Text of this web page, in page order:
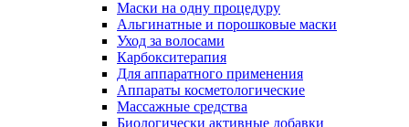
Маски на одну процедуру
Альгинатные и порошковые маски
Уход за волосами
Карбокситерапия
Для аппаратного применения
Аппараты косметологические
Массажные средства
Биологически активные добавки